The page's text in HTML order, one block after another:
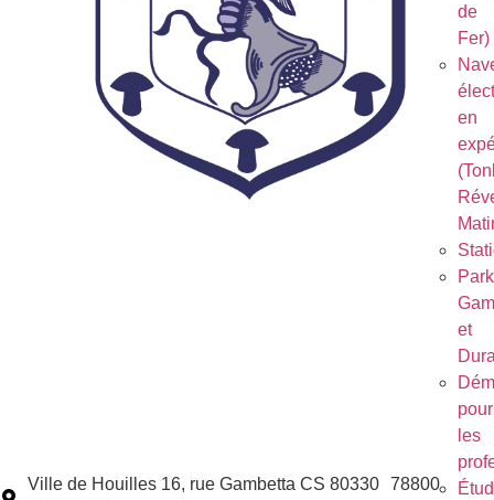
de
Fer)
en
et
pour
les
Ville de Houilles 16, rue Gambetta CS 80330 78800